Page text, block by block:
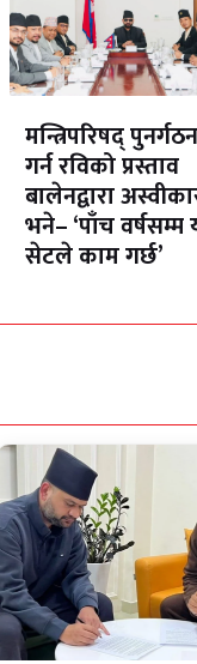
मन्त्रिपरिषद् पुनर्गठन
गर्न रविको प्रस्ताव
बालेनद्वारा
भने– ‘पाँच वर्षसम्म
सेटले काम गर्छ’